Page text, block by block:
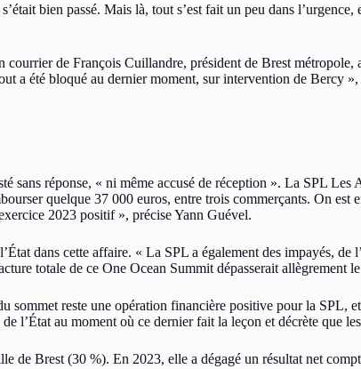
bien passé. Mais là, tout s’est fait un peu dans
de François Cuillandre, président de Brest
a été bloqué au dernier moment, sur intervention de Bercy
réponse, « ni même accusé de réception ». La SPL Les
quelque 37 000 euros, entre trois commerçants. On
2023 positif », précise Yann Guével.
dans cette affaire. « La SPL a également des impayés,
totale de ce One Ocean Summit dépasserait allègrement
sommet reste une opération financière positive pour la SPL,
l’État au moment où ce dernier fait la leçon et décrète que
Brest (30 %). En 2023, elle a dégagé un résultat net